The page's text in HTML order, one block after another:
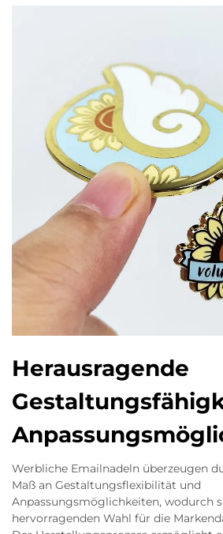
Herausragende
Werbliche Emailnadeln überzeugen
Maß an Gestaltungsflexibilität und
Anpassungsmöglichkeiten, wodurch
hervorragenden Wahl für die